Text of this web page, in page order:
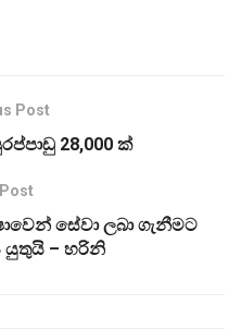
Post
28,000 ක්
සේවා ලබා ගැනීමට
යුතුයි – හරිනි